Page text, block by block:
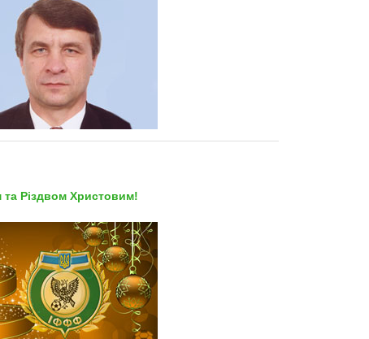
Різдвом Христовим!